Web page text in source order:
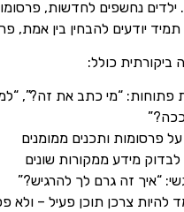
נחשפים לחדשות,
יודעים להבחין בין אמת,
ביקורתית כולל:
פתוחות: “מי כתב את זה?”,
פרסומות ותכנים ממומנים
לבדוק מידע ממקורות שונים
“איך זה גרם לך להרגיש?”
להיות צרכן תוכן פעיל – ולא